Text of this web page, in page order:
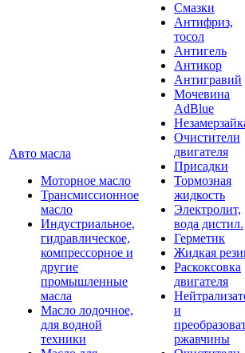
Авто масла
Моторное масло
Трансмиссионное
масло
Индустриальное,
гидравлическое,
компрессорное и
другие
промышленные
масла
Масло лодочное,
для водной
техники
Смазки
Антифриз,
тосол
Антигель
Антикор
Антигравий
Мочевина
AdBlue
Очистители
двигателя
Присадки
Тормозная
жидкость
Электролит,
вода дистил.
Герметик
Жидкая
Раскоксовка
двигателя
и
ржавчины